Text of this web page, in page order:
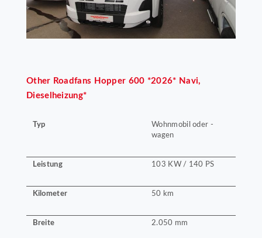
Other Roadfans Hopper 600 *2026* Navi,
Dieselheizung*
Typ
Wohnmobil oder -
wagen
Leistung 103 KW / 140 PS
Kilometer 50 km
Breite 2.050 mm